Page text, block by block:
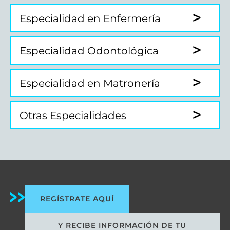
Especialidad en Enfermería
Especialidad Odontológica
Especialidad en Matronería
Otras Especialidades
REGÍSTRATE AQUÍ
Y RECIBE INFORMACIÓN DE TU